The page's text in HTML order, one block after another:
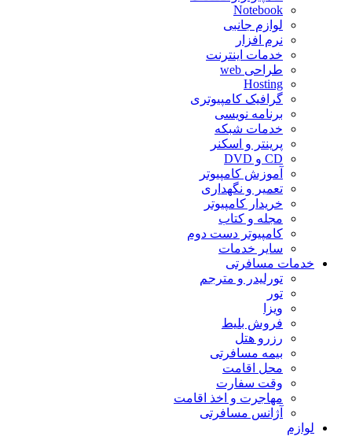
Notebook
لوازم جانبی
نرم افزار
خدمات اینترنت
طراحی web
Hosting
گرافیک کامپیوتری
برنامه نویسی
خدمات شبکه
پرینتر و اسکنر
CD و DVD
آموزش کامپیوتر
تعمیر و نگهداری
خریدار کامپیوتر
مجله و کتاب
کامپیوتر دست دوم
سایر خدمات
خدمات مسافرتی
تورلیدر و مترجم
تور
ویزا
فروش بلیط
رزرو هتل
بیمه مسافرتی
محل اقامت
وقت سفارت
مهاجرت و اخذ اقامت
آژانس مسافرتی
لوازم